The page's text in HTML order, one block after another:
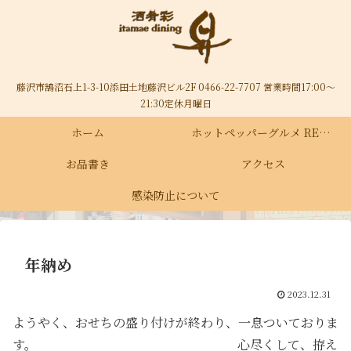
藤沢市鵠沼石上1-3-10添田土地藤沢ビル2F 0466-22-7707 営業時間17:00～
21:30定休月曜日
ホーム
ホットペッパーグルメ RECRUIT
お品書き
アクセス
感染防止について
年納め
2023.12.31
ようやく、おせちの盛り付けが終わり、一息ついておりま
す。 心尽くして、拵え